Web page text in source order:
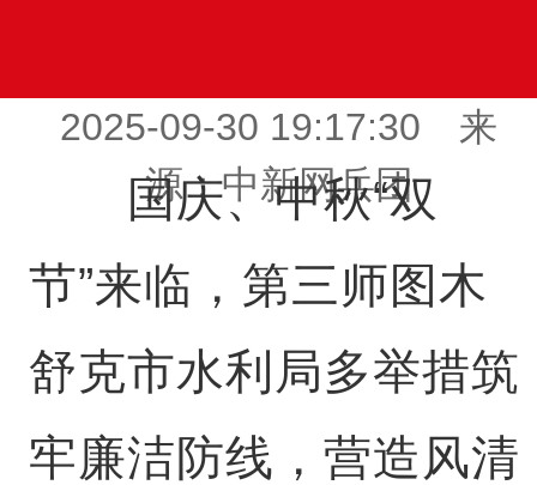
2025-09-30 19:17:30 来
源：中新网兵团
国庆、中秋“双
节”来临，第三师图木
舒克市水利局多举措筑
牢廉洁防线，营造风清